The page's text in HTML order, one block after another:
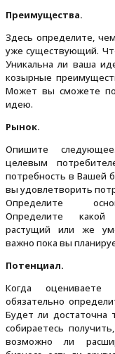
Преимущества.
Здесь определите,
уже существующий.
Уникальна ли ваша
козырные
Может вы сможете
идею.
Рынок.
Опишите
целевым
потребность в Вашей
вы удовлетворить
Определите
Определите
растущий или же
важно пока вы
Потенциал.
Когда оцениваете
обязательно
Будет ли достаточна
собираетесь
возможно ли